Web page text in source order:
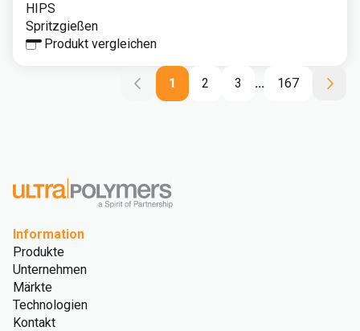
HIPS
Spritzgießen
Produkt vergleichen
1 2 3 ... 167
Information
Produkte
Unternehmen
Märkte
Technologien
Kontakt